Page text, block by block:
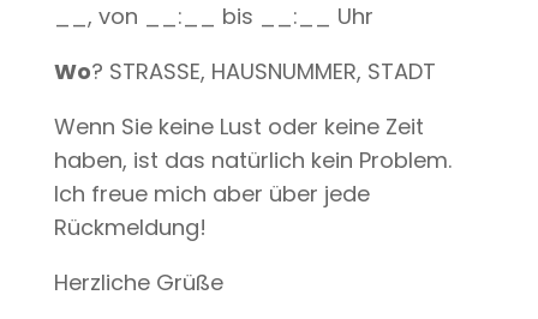
__, von __:__ bis __:__ Uhr
Wo? STRASSE, HAUSNUMMER, STADT
Wenn Sie keine Lust oder keine Zeit
haben, ist das natürlich kein Problem.
Ich freue mich aber über jede
Rückmeldung!
Herzliche Grüße